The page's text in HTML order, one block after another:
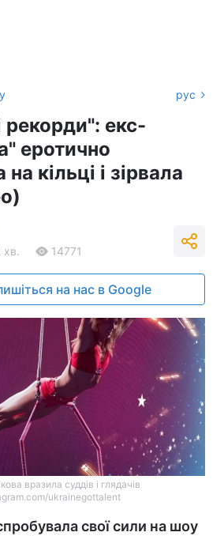
рус
рекорди": екс-
еротично
кільці і зірвала
хв. 14771
на нас в Google
вразила суддів і глядачів
ukrainegottalent
свої сили на шоу